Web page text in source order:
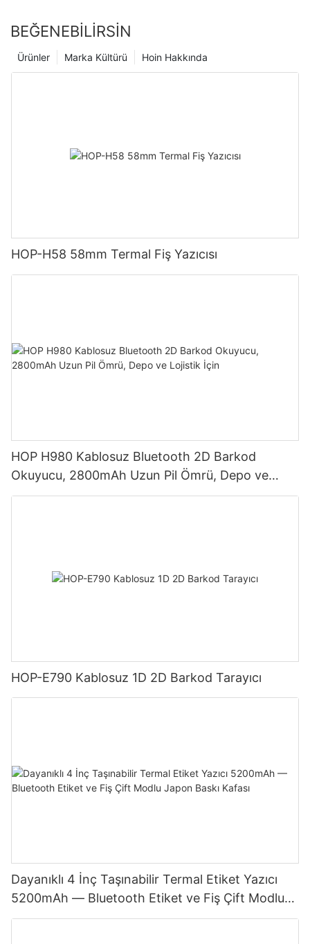
BEĞENEBILIRSIN
Hoin Hakkında
Marka Kültürü
Ürünler
HOP-H58 58mm Termal Fiş Yazıcısı
HOP H980 Kablosuz Bluetooth 2D Barkod
Okuyucu, 2800mAh Uzun Pil Ömrü, Depo ve
Lojistik İçin
HOP-E790 Kablosuz 1D 2D Barkod Tarayıcı
Dayanıklı 4 İnç Taşınabilir Termal Etiket Yazıcı
5200mAh — Bluetooth Etiket ve Fiş Çift Modlu
Japon Baskı Kafası